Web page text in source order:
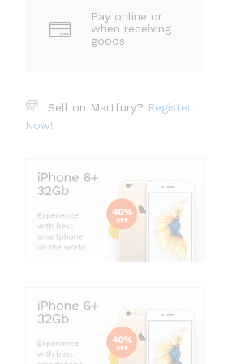
Pay online or
when receiving
goods
Sell on Martfury? Register
Now!